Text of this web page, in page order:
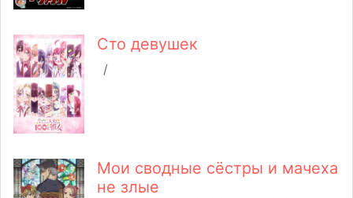
Сто девушек
/
Мои сводные сёстры и мачеха
не злые